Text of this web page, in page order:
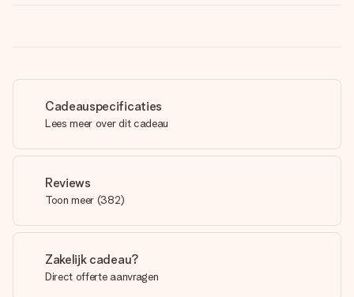
Cadeauspecificaties
Lees meer over dit cadeau
Reviews
Toon meer (382)
Zakelijk cadeau?
Direct offerte aanvragen